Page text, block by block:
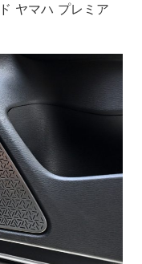
ヤマハ プレミア